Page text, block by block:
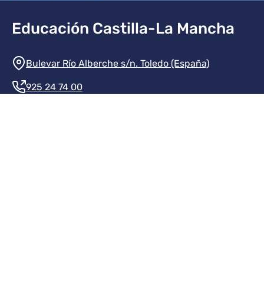
Educación Castilla-La Mancha
Información de la institución
Bulevar Río Alberche s/n. Toledo (España)
925 24 74 00